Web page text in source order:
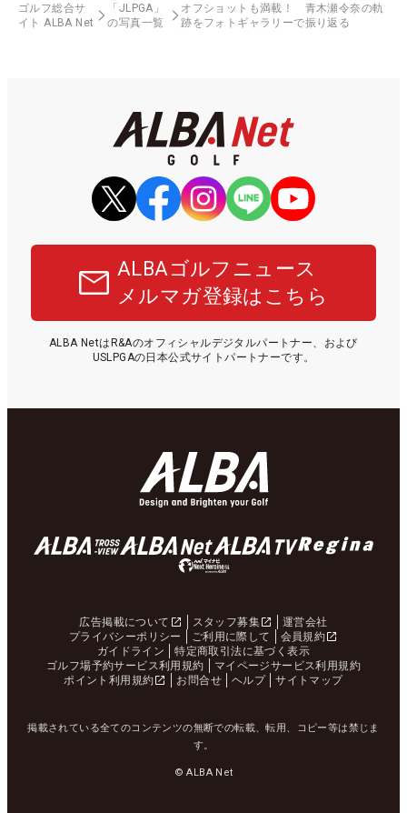
ゴルフ総合サ
イト ALBA Net
「JLPGA」
の写真一覧
オフショットも満載！ 青木瀬令奈の軌
跡をフォトギャラリーで振り返る
ALBAゴルフニュース
メルマガ登録はこちら
ALBA NetはR&Aのオフィシャルデジタルパートナー、および
USLPGAの日本公式サイトパートナーです。
広告掲載について スタッフ募集
運営会社
プライバシーポリシー
ご利用に際して
会員規約
ガイドライン
特定商取引法に基づく表示
ゴルフ場予約サービス利用規約
マイページサービス利用規約
ポイント利用規約
お問合せ ヘルプ サイトマップ
掲載されている全てのコンテンツの無断での転載、転用、コピー等は禁じま
す。
© ALBA Net